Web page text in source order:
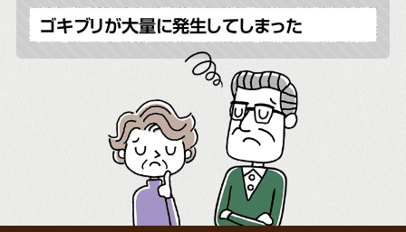
ゴキブリが大量に発生してしまった